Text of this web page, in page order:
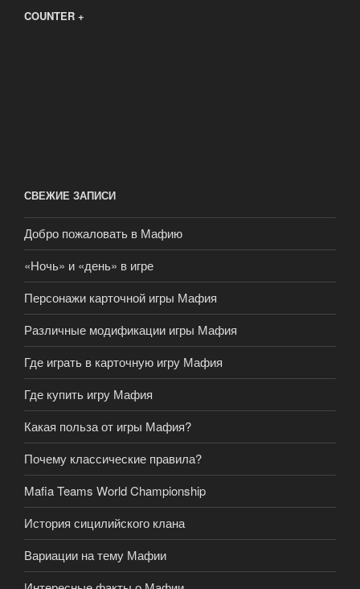
COUNTER +
СВЕЖИЕ ЗАПИСИ
Добро пожаловать в Мафию
«Ночь» и «день» в игре
Персонажи карточной игры Мафия
Различные модификации игры Мафия
Где играть в карточную игру Мафия
Где купить игру Мафия
Какая польза от игры Мафия?
Почему классические правила?
Mafia Teams World Championship
История сицилийского клана
Вариации на тему Мафии